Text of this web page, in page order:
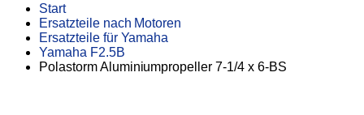
Start
Ersatzteile nach Motoren
Ersatzteile für Yamaha
Yamaha F2.5B
Polastorm Aluminiumpropeller 7-1/4 x 6-BS